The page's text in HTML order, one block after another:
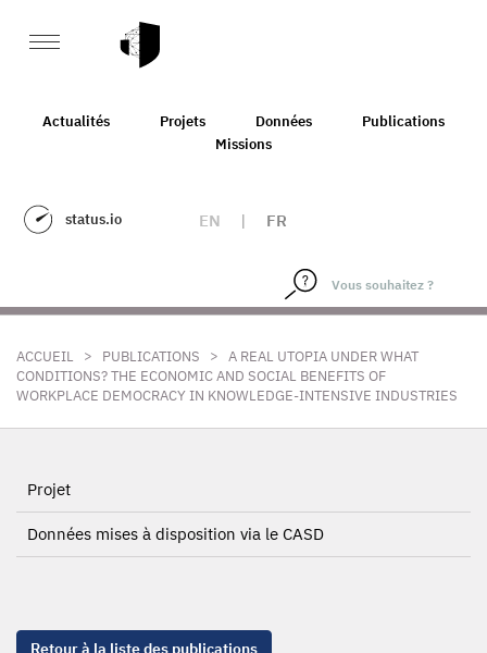
Actualités Projets Données
Publications
Missions
status.io EN | FR
ACCUEIL > PUBLICATIONS > A REAL UTOPIA UNDER WHAT
CONDITIONS? THE ECONOMIC AND SOCIAL BENEFITS OF
WORKPLACE DEMOCRACY IN KNOWLEDGE-INTENSIVE INDUSTRIES
Projet
Données mises à disposition via le CASD
Retour à la liste des publications